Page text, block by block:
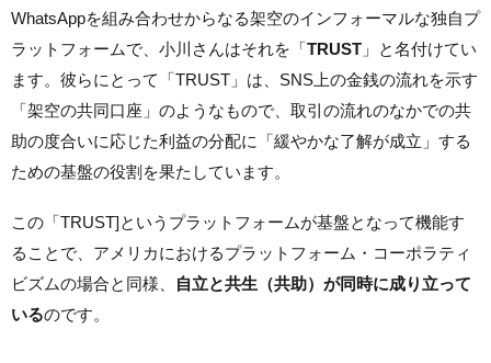
WhatsAppを組み合わせからなる架空のインフォーマルな独自プ
ラットフォームで、小川さんはそれを「TRUST 」と名付けてい
ます。彼らにとって「TRUST」は、SNS上の金銭の流れを示す
「架空の共同口座」のようなもので、取引の流れのなかでの共
助の度合いに応じた利益の分配に「緩やかな了解が成立」する
ための基盤の役割を果たしています。
この「TRUST]というプラットフォームが基盤となって機能す
ることで、アメリカにおけるプラットフォーム・コーポラティ
ビズムの場合と同様、
自立と共生（共助）が同時に成り立って
いるのです。